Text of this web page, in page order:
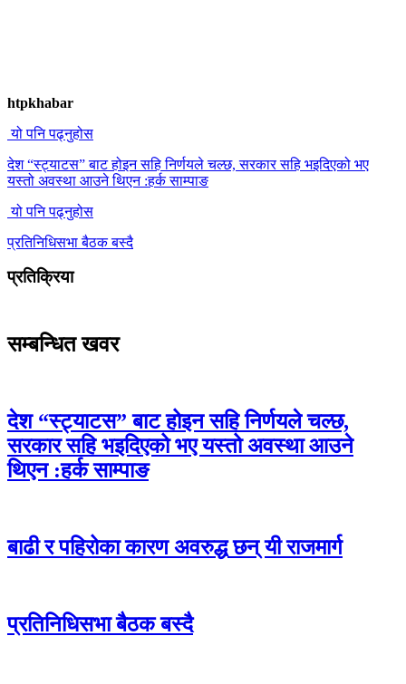
htpkhabar
यो पनि पढ्नुहोस
देश “स्ट्याटस” बाट होइन सहि निर्णयले चल्छ, सरकार सहि भइदिएको भए
यस्तो अवस्था आउने थिएन :हर्क साम्पाङ
यो पनि पढ्नुहोस
प्रतिनिधिसभा बैठक बस्दै
प्रतिक्रिया
सम्बन्धित खवर
देश “स्ट्याटस” बाट होइन सहि निर्णयले चल्छ,
सरकार सहि भइदिएको भए यस्तो अवस्था आउने
थिएन :हर्क साम्पाङ
बाढी र पहिरोका कारण अवरुद्ध छन् यी राजमार्ग
प्रतिनिधिसभा बैठक बस्दै